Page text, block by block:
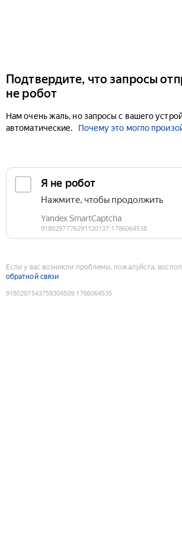
Подтвердите, что запросы
не робот
Нам очень жаль, но запросы с вашего
автоматические.
Почему это могло
Если у вас возникли проблемы, пожалуйста,
обратной связи
9180297543759304509:1786064535